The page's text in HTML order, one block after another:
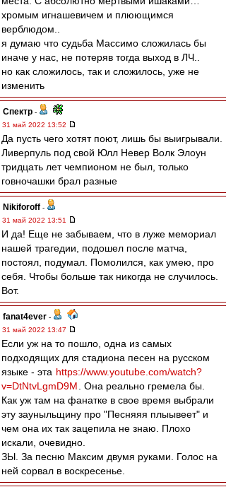
хромым игнашевичем и плюющимся
верблюдом..
я думаю что судьба Массимо сложилась бы
иначе у нас, не потеряв тогда выход в ЛЧ..
но как сложилось, так и сложилось, уже не
изменить
Спектр -
31 май 2022 13:52
Да пусть чего хотят поют, лишь бы выигрывали.
Ливерпуль под свой Юлл Невер Волк Элоун
тридцать лет чемпионом не был, только
говночашки брал разные
Nikiforoff -
31 май 2022 13:51
И да! Еще не забываем, что в луже мемориал
нашей трагедии, подошел после матча,
постоял, подумал. Помолился, как умею, про
себя. Чтобы больше так никогда не случилось.
Вот.
fanat4ever -
31 май 2022 13:47
Если уж на то пошло, одна из самых
подходящих для стадиона песен на русском
языке - эта https://www.youtube.com/watch?
v=DtNtvLgmD9M
. Она реально гремела бы.
Как уж там на фанатке в свое время выбрали
эту зауныльщину про "Песняяя плыывеет" и
чем она их так зацепила не знаю. Плохо
искали, очевидно.
ЗЫ. За песню Максим двумя руками. Голос на
ней сорвал в воскресенье.